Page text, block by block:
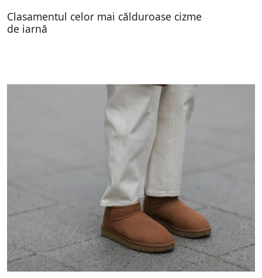
Clasamentul celor mai călduroase cizme
de iarnă